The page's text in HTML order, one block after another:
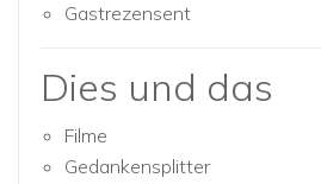
Gastrezensent
Dies und das
Filme
Gedankensplitter